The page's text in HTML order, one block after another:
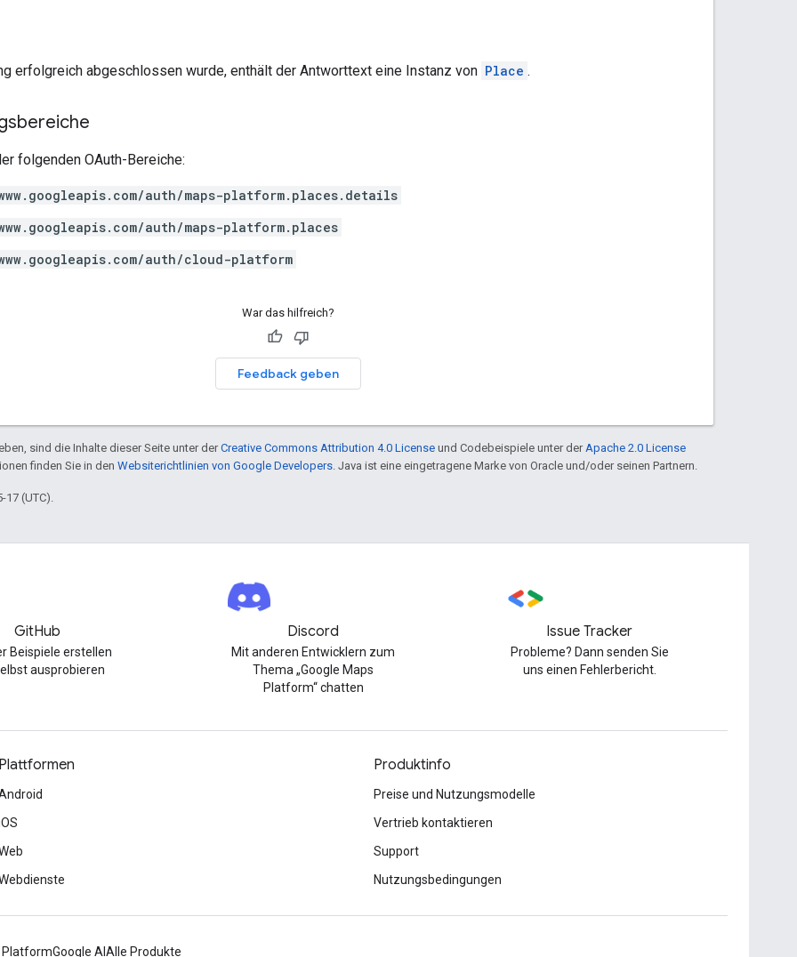
erfolgreich abgeschlossen wurde, enthält der Antworttext eine Instanz von Place .
folgenden OAuth-Bereiche:
auth/maps-platform.places.details
auth/maps-platform.places
auth/cloud-platform
War das hilfreich?
Feedback geben
sind die Inhalte dieser Seite unter derCreative Commons Attribution 4.0 License und Codebeispiele unter der Apache 2.0 License
finden Sie in den Websiterichtlinien von Google Developers . Java ist eine eingetragene Marke von Oracle und/oder seinen Partnern.
17 (UTC).
GitHub
Beispiele erstellen
ausprobieren
Discord
Mit anderen Entwicklern zum
Thema „Google Maps
Platform“ chatten
Issue Tracker
Probleme? Dann senden Sie
uns einen Fehlerbericht.
Plattformen Produktinfo
Preise und Nutzungsmodelle
Vertrieb kontaktieren
Support
Nutzungsbedingungen
PlatformGoogle AI Alle Produkte